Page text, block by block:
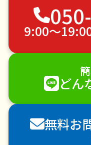
植木の剪定
ペットのお世
DIY・日曜
雪か
襖（ふすま）の
害獣駆除
9:00〜
どん
無料お